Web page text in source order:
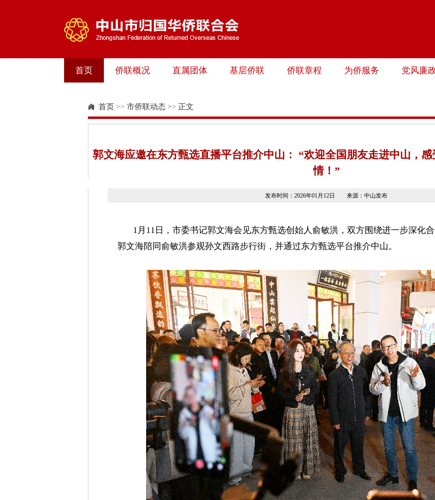
首页 侨联概况 直属团体 基层侨联 侨联章程 为侨服务 党风廉
首页 >> 市侨联动态 >> 正文
郭文海应邀在东方甄选直播平台推介中山： “欢迎全国朋友走进中山，
情！”
发布时间：2026年01月12日 来源：中山发布
1月11日，市委书记郭文海会见东方甄选创始人俞敏洪，双方围绕进一步深化
郭文海陪同俞敏洪参观孙文西路步行街，并通过东方甄选平台推介中山。